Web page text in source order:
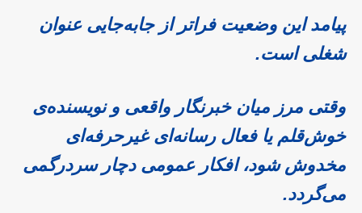
پیامد این وضعیت فراتر از جابه‌جایی عنوان
شغلی است.
وقتی مرز میان خبرنگار واقعی و نویسنده‌ی
خوش‌قلم یا فعال رسانه‌ای غیرحرفه‌ای
مخدوش شود، افکار عمومی دچار سردرگمی
می‌گردد.